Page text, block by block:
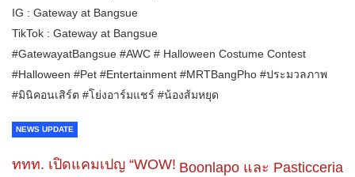
IG : Gateway at Bangsue
TikTok : Gateway at Bangsue
#GatewayatBangsue #AWC # Halloween Costume Contest
#Halloween #Pet #Entertainment #MRTBangPho #ประมวลภาพ
#มินิคอนเสิร์ต #โย่งอาร์มแชร์ #น้องส้มหยุด
NEWS UPDATE
ททท. เปิดแคมเปญ “WOW! Boonlapo และ Pasticceria